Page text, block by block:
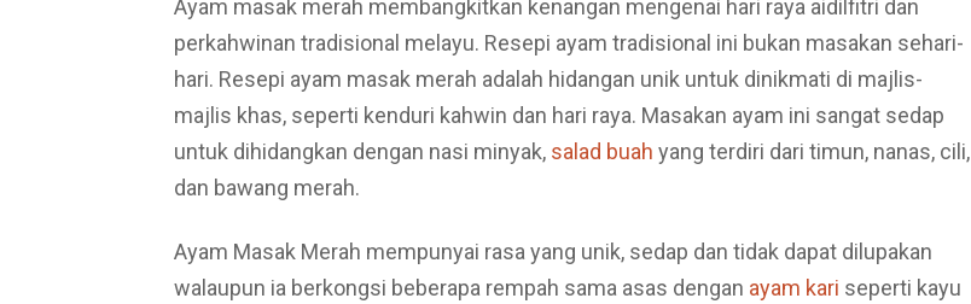
Ayam masak merah membangkitkan kenangan mengenai hari raya aidilfitri dan
perkahwinan tradisional melayu. Resepi ayam tradisional ini bukan masakan sehari-
hari. Resepi ayam masak merah adalah hidangan unik untuk dinikmati di majlis-
majlis khas, seperti kenduri kahwin dan hari raya. Masakan ayam ini sangat sedap
untuk dihidangkan dengan nasi minyak, salad buah yang terdiri dari timun, nanas, cili,
dan bawang merah.
Ayam Masak Merah mempunyai rasa yang unik, sedap dan tidak dapat dilupakan
walaupun ia berkongsi beberapa rempah sama asas dengan ayam kari seperti kayu